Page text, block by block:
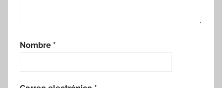
Nombre *